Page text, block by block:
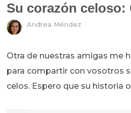
Su corazón celoso:
Andrea Méndez
Otra de nuestras amigas me
para compartir con vosotros
celos. Espero que su historia